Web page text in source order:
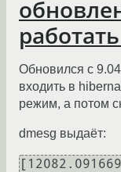
Обновился с
входить в
режим, а потом
dmesg выдаёт: